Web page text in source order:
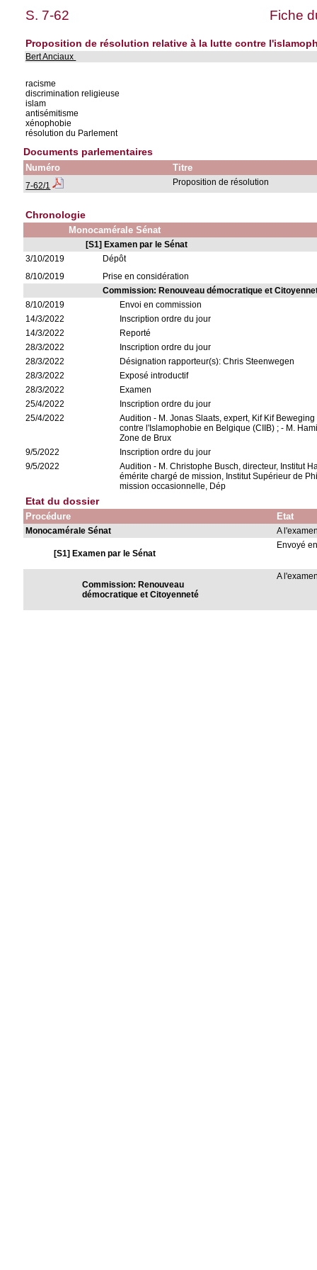
S. 7-62 Fiche
Proposition de résolution relative à la lutte contre
Bert Anciaux
racisme
discrimination religieuse
islam
antisémitisme
xénophobie
résolution du Parlement
Documents parlementaires
Numéro Titre
7-62/1 Proposition de résolution
Chronologie
Monocamérale Sénat
[S1] Examen par le Sénat
3/10/2019
Dépôt
8/10/2019
Prise en considération
Commission: Renouveau démocratique et
8/10/2019
Envoi en commission
14/3/2022
Inscription ordre du jour
14/3/2022
Reporté
28/3/2022
Inscription ordre du jour
28/3/2022
Désignation rapporteur(s): Chris Steenwegen
28/3/2022
Exposé introductif
28/3/2022
Examen
25/4/2022
Inscription ordre du jour
25/4/2022
Audition - M. Jonas Slaats, expert, Kif Kif
contre l'Islamophobie en Belgique (CIIB) ; - M.
Zone de Brux
9/5/2022
Inscription ordre du jour
9/5/2022
Audition - M. Christophe Busch, directeur, Institut
émérite chargé de mission, Institut Supérieur de
mission occasionnelle, Dép
Etat du dossier
Procédure Etat
Monocamérale Sénat A
[S1] Examen par le Sénat
Envoyé
Commission: Renouveau
démocratique et Citoyenneté
A